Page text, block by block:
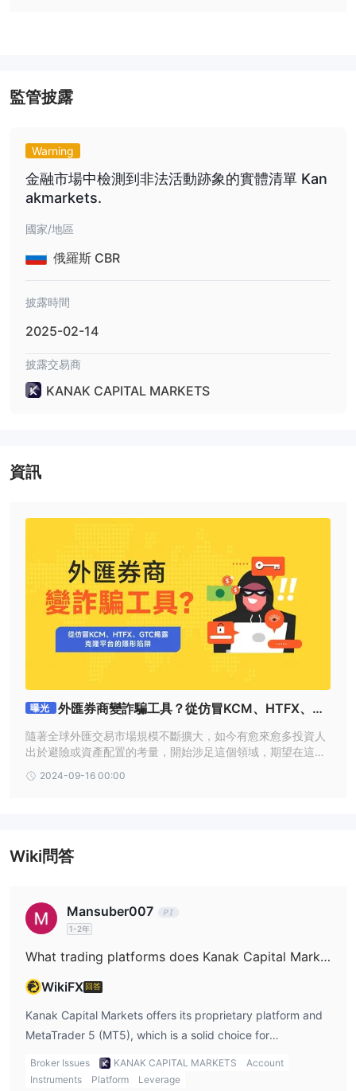
蘭教法的交易者提供
交易者，金賬戶提供個性化幫助，而白金賬戶適合有豐富資金的經驗
交易平台
存款和提款
Kanak Capital Markets
銀賬戶$2,500，金賬戶$5,000，白金賬戶$50,000。
監管披露
Warning
金融市場中檢測到非法活動跡象的實體清單 Kan
akmarkets.
國家/地區
俄羅斯 CBR
披露時間
2025-02-14
披露交易商
KANAK CAPITAL MARKETS
資訊
曝光
外匯券商變詐騙工具？從仿冒KCM、HTFX、GT
C揭露克隆平台的隱形陷阱
隨著全球外匯交易市場規模不斷擴大，如今有愈來愈多投資人
出於避險或資產配置的考量，開始涉足這個領域，期望在這個
也給了詐騙集團可乘之機，針對人們渴望賺錢的心理設下各種
2024-09-16 00:00
Wiki問答
Mansuber007
1-2年
What trading platforms does Kanak Capital Markets offer?
WikiFX 回答
Kanak Capital Markets offers its proprietary platform and
MetaTrader 5 (MT5), which is a solid choice for
experienced traders like myself. While MT5 is a reputable
platform, I would be cautious about using their proprietary
Broker Issues KANAK CAPITAL MARKETS
Account
Instruments
Platform Leverage